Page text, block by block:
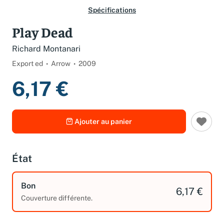
Spécifications
Play Dead
Richard Montanari
Export ed Arrow 2009
6,17 €
Ajouter au panier
État
Bon
Couverture différente.
6,17 €